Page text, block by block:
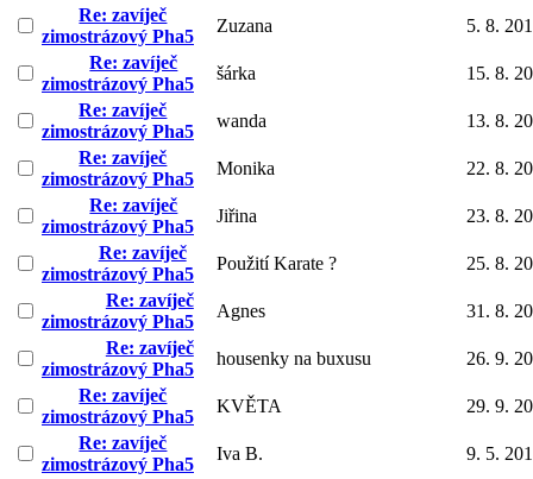
Re: zavíječ
zimostrázový Pha5
Zuzana
5. 8.
Re: zavíječ
zimostrázový Pha5
šárka
15. 8.
Re: zavíječ
zimostrázový Pha5
wanda
13. 8.
Re: zavíječ
zimostrázový Pha5
Monika
22. 8.
Re: zavíječ
zimostrázový Pha5
Jiřina
23. 8.
Re: zavíječ
zimostrázový Pha5
Použití Karate ?
25. 8.
Re: zavíječ
zimostrázový Pha5
Agnes
31. 8.
Re: zavíječ
zimostrázový Pha5
housenky na buxusu
26. 9.
Re: zavíječ
zimostrázový Pha5
KVĚTA
29. 9.
Re: zavíječ
zimostrázový Pha5
Iva B.
9. 5.